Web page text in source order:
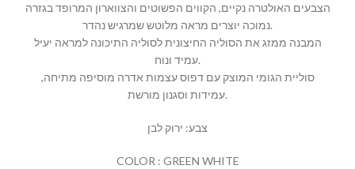
הצבעים האולטרה נקיים, הקווים הפשוטים והצווארון המרופד בגזרה
נמוכה יוצרים מראה מלוטש שמרגיש נהדר.
המבנה ממזג את הסוליה החיצונית לסוליה התיכונה למראה יעיל
עמיד ונוח.
סוליית הגומי המוצק עם דפוס עצמות אדרה מוסיפה מתיחה,
עמידות וסגנון מורשת.
צבע: ירוק לבן
COLOR : GREEN WHITE